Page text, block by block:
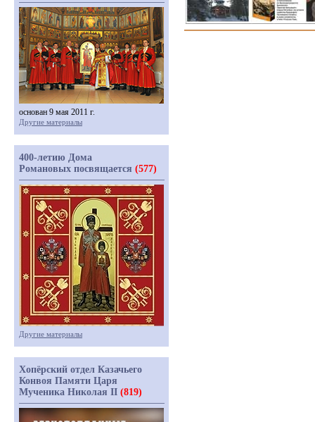
основан 9 мая 2011 г.
Другие материалы
400-летию Дома
Романовых посвящается (577)
Другие материалы
Хопёрский отдел Казачьего
Конвоя Памяти Царя
Мученика Николая II (819)